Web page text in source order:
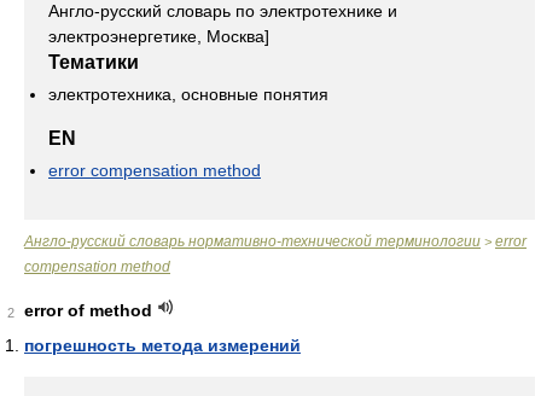
Англо-русский словарь по электротехнике и
электроэнергетике, Москва]
Тематики
электротехника, основные понятия
EN
error compensation method
Англо-русский словарь нормативно-технической терминологии > error
compensation method
2
error of method
погрешность метода измерений